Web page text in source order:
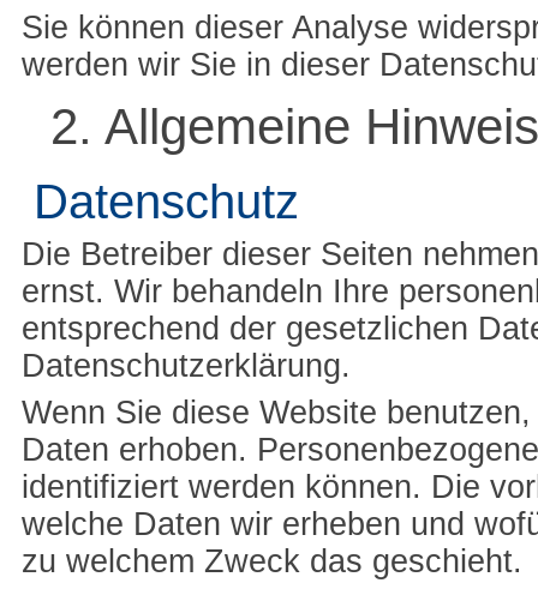
Sie können dieser Analyse
werden wir Sie in dieser
2. Allgemeine
Datenschutz
Die Betreiber dieser Seiten
ernst. Wir behandeln Ihre
entsprechend der gesetzlichen
Datenschutzerklärung.
Wenn Sie diese Website
Daten erhoben.
identifiziert werden können. Die
welche Daten wir erheben und
zu welchem Zweck das geschieht.